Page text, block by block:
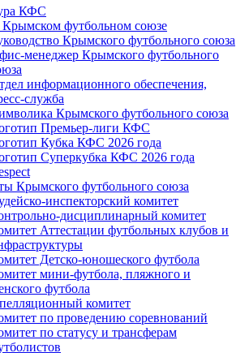
КФС
футбольном союзе
Крымского футбольного союза
менеджер Крымского футбольного
информационного обеспечения,
служба
Крымского футбольного союза
Премьер-лиги КФС
Кубка КФС 2026 года
Суперкубка КФС 2026 года
Крымского футбольного союза
инспекторский комитет
дисциплинарный комитет
Аттестации футбольных клубов и
Детско-юношеского футбола
мини-футбола, пляжного и
футбола
комитет
по проведению соревнований
по статусу и трансферам